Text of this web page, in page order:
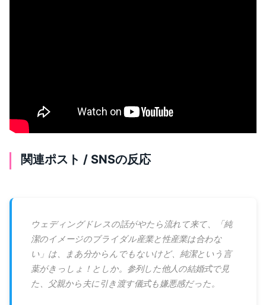
関連ポスト / SNSの反応
ウェディングドレスの話がやたら流れて来て、「純
潔のイメージのブライダル産業と性産業は合わな
い」は、まあ分からんでもないけど、純潔という言
葉がきっしょ！としか。参列した他人の結婚式で見
た、父親から夫に引き渡す儀式も嫌悪感だった。